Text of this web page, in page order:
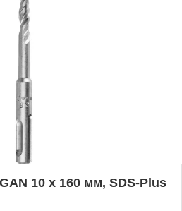
10 x 160 мм, SDS-Plus